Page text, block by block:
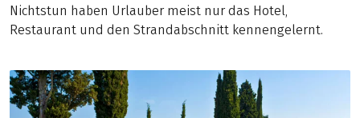
Nichtstun haben Urlauber meist nur das Hotel,
Restaurant und den Strandabschnitt kennengelernt.